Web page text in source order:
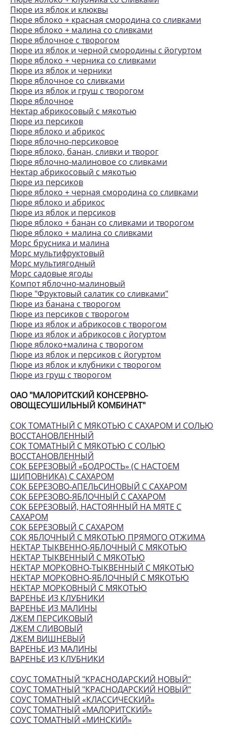
Пюре из яблок и клюквы
Пюре яблоко + красная смородина со сливками
Пюре яблоко + малина со сливками
Пюре яблочное с творогом
Пюре из яблок и черной смородины с йогуртом
Пюре яблоко + черника со сливками
Пюре из яблок и черники
Пюре яблочное со сливками
Пюре из яблок и груш с творогом
Пюре яблочное
Нектар абрикосовый с мякотью
Пюре из персиков
Пюре яблоко и абрикос
Пюре яблочно-персиковое
Пюре яблоко, банан, сливки и творог
Пюре яблочно-малиновое со сливками
Нектар абрикосовый с мякотью
Пюре из персиков
Пюре яблоко + черная смородина со сливками
Пюре яблоко и абрикос
Пюре из яблок и персиков
Пюре яблоко + банан со сливками и творогом
Пюре яблоко + малина со сливками
Морс брусника и малина
Морс мультифруктовый
Морс мультиягодный
Морс садовые ягоды
Компот яблочно-малиновый
Пюре "Фруктовый салатик со сливками"
Пюре из банана с творогом
Пюре из персиков с творогом
Пюре из яблок и абрикосов с творогом
Пюре из яблок и абрикосов с йогуртом
Пюре яблоко+малина с творогом
Пюре из яблок и персиков с йогуртом
Пюре из яблок и клубники с творогом
Пюре из груш с творогом
ОАО "МАЛОРИТСКИЙ КОНСЕРВНО-
ОВОЩЕСУШИЛЬНЫЙ КОМБИНАТ"
СОК ТОМАТНЫЙ С МЯКОТЬЮ С САХАРОМ И СОЛЬЮ
ВОССТАНОВЛЕННЫЙ
СОК ТОМАТНЫЙ С МЯКОТЬЮ С СОЛЬЮ
ВОССТАНОВЛЕННЫЙ
СОК БЕРЕЗОВЫЙ «БОДРОСТЬ» (С НАСТОЕМ
ШИПОВНИКА) С САХАРОМ
СОК БЕРЕЗОВО-АПЕЛЬСИНОВЫЙ С САХАРОМ
СОК БЕРЕЗОВО-ЯБЛОЧНЫЙ С САХАРОМ
СОК БЕРЕЗОВЫЙ, НАСТОЯННЫЙ НА МЯТЕ С
САХАРОМ
СОК БЕРЕЗОВЫЙ С САХАРОМ
СОК ЯБЛОЧНЫЙ С МЯКОТЬЮ ПРЯМОГО ОТЖИМА
НЕКТАР ТЫКВЕННО-ЯБЛОЧНЫЙ С МЯКОТЬЮ
НЕКТАР ТЫКВЕННЫЙ С МЯКОТЬЮ
НЕКТАР МОРКОВНО-ТЫКВЕННЫЙ С МЯКОТЬЮ
НЕКТАР МОРКОВНО-ЯБЛОЧНЫЙ С МЯКОТЬЮ
НЕКТАР МОРКОВНЫЙ С МЯКОТЬЮ
ВАРЕНЬЕ ИЗ КЛУБНИКИ
ВАРЕНЬЕ ИЗ МАЛИНЫ
ДЖЕМ ПЕРСИКОВЫЙ
ДЖЕМ СЛИВОВЫЙ
ДЖЕМ ВИШНЕВЫЙ
ВАРЕНЬЕ ИЗ МАЛИНЫ
ВАРЕНЬЕ ИЗ КЛУБНИКИ
СОУС ТОМАТНЫЙ "КРАСНОДАРСКИЙ НОВЫЙ"
СОУС ТОМАТНЫЙ "КРАСНОДАРСКИЙ НОВЫЙ"
СОУС ТОМАТНЫЙ «КЛАССИЧЕСКИЙ»
СОУС ТОМАТНЫЙ «МАЛОРИТСКИЙ»
СОУС ТОМАТНЫЙ «МИНСКИЙ»